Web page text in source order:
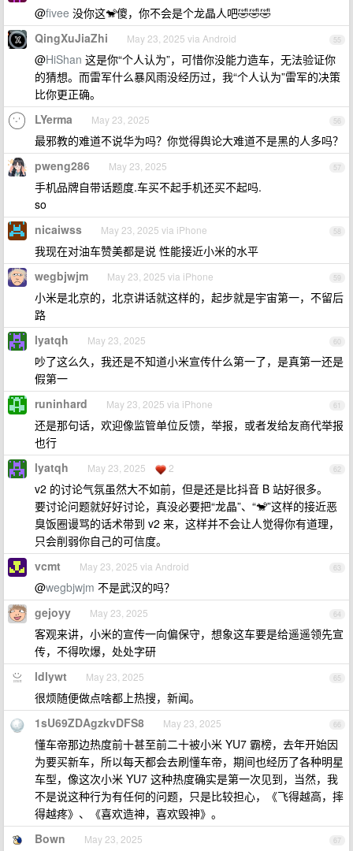
@fivee 没你这🐒傻，你不会是个龙晶人吧🤣🤣🤣
55
QingXuJiaZhi May 23, 2025 via Android
@HiShan 这是你“个人认为”，可惜你没能力造车，无法验证你
的猜想。而雷军什么暴风雨没经历过，我“个人认为”雷军的决策
比你更正确。
56
LYerma May 23, 2025
最邪教的难道不说华为吗？你觉得舆论大难道不是黑的人多吗？
57
pweng286 May 23, 2025
手机品牌自带话题度.车买不起手机还买不起吗.
so
58
nicaiwss May 23, 2025 via iPhone
我现在对油车赞美都是说 性能接近小米的水平
59
wegbjwjm May 23, 2025 via iPhone
小米是北京的，北京讲话就这样的，起步就是宇宙第一，不留后
路
60
lyatqh May 23, 2025
吵了这么久，我还是不知道小米宣传什么第一了，是真第一还是
假第一
61
runinhard May 23, 2025 via iPhone
还是那句话，欢迎像监管单位反馈，举报，或者发给友商代举报
也行
62
lyatqh May 23, 2025 2
v2 的讨论气氛虽然大不如前，但是还是比抖音 B 站好很多。
要讨论问题就好好讨论，真没必要把“龙晶”、“🐒”这样的接近恶
臭饭圈谩骂的话术带到 v2 来，这样并不会让人觉得你有道理，
只会削弱你自己的可信度。
63
vcmt May 23, 2025 via Android
@wegbjwjm 不是武汉的吗？
64
gejoyy May 23, 2025
客观来讲，小米的宣传一向偏保守，想象这车要是给遥遥领先宣
传，不得吹爆，处处字研
65
ldlywt May 23, 2025
很烦随便做点啥都上热搜，新闻。
66
1sU69ZDAgzkvDFS8 May 23, 2025
懂车帝那边热度前十甚至前二十被小米 YU7 霸榜，去年开始因
为要买新车，所以每天都会去刷懂车帝，期间也经历了各种明星
车型，像这次小米 YU7 这种热度确实是第一次见到，当然，我
不是说这种行为有任何的问题，只是比较担心，《飞得越高，摔
得越疼》、《喜欢造神，喜欢毁神》。
67
Bown May 23, 2025